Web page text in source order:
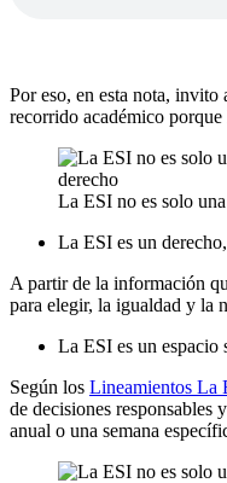
Por eso, en esta nota, invito
recorrido académico porque
La ESI no es solo
La ESI es un
A partir de la información
para elegir, la igualdad y la
La ESI es un espacio
Según los Lineamientos La
de decisiones responsables
anual o una semana